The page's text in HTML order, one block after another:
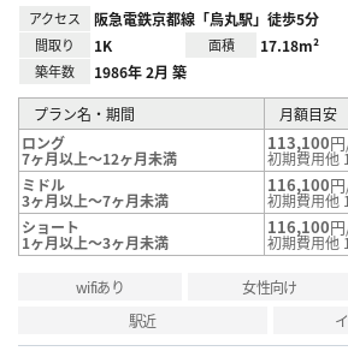
アクセス 阪急電鉄京都線「烏丸駅」徒歩5分
間取り 1K 面積 17.18m²
築年数 1986年 2月 築
プラン名・期間
月額目安
ロング
7ヶ月以上～12ヶ月未満
113,100
初期費用他
ミドル
3ヶ月以上～7ヶ月未満
116,100
初期費用他
ショート
1ヶ月以上～3ヶ月未満
116,100
初期費用他
wifiあり 女性向け
駅近